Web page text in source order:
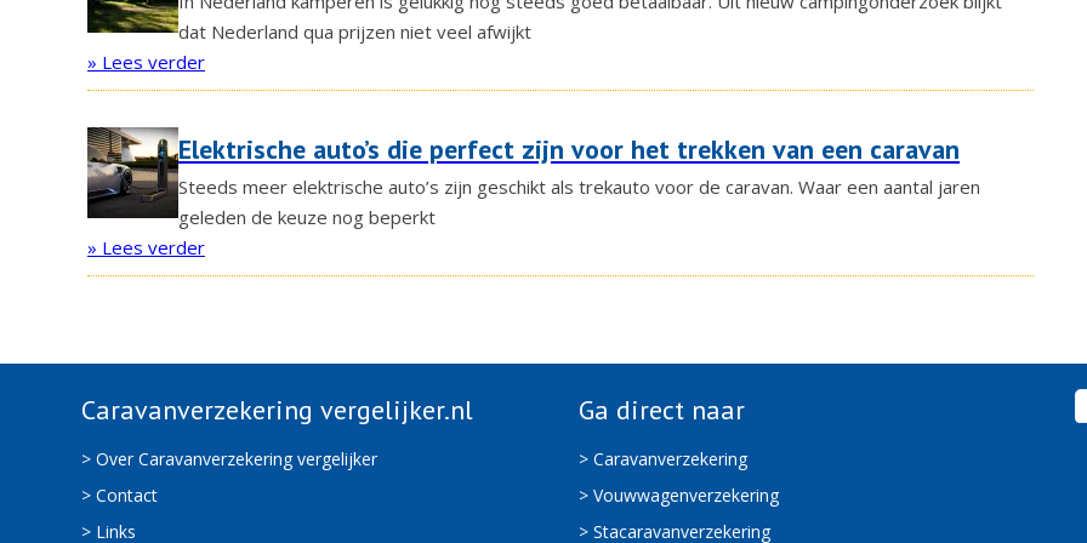
dat Nederland qua prijzen niet veel afwijkt
» Lees verder
Elektrische auto’s die perfect zijn voor het trekken van een caravan
Steeds meer elektrische auto’s zijn geschikt als trekauto voor de caravan. Waar een aantal jaren
geleden de keuze nog beperkt
» Lees verder
Caravanverzekering vergelijker.nl
> Over Caravanverzekering vergelijker
> Contact
> Links
Ga direct naar
> Caravanverzekering
> Vouwwagenverzekering
> Stacaravanverzekering